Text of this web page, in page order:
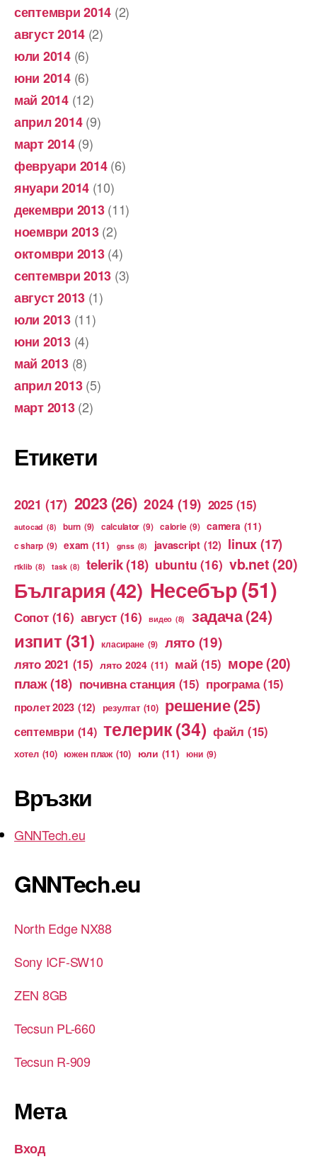
септември 2014 (2)
август 2014 (2)
юли 2014(6)
юни 2014(6)
май 2014(12)
април 2014(9)
март 2014(9)
февруари 2014(6)
януари 2014 (10)
декември 2013(11)
ноември 2013(2)
октомври 2013(4)
септември 2013 (3)
август 2013 (1)
юли 2013(11)
юни 2013(4)
май 2013(8)
април 2013(5)
март 2013(2)
Етикети
2021 (17) 2023 (26) 2024 (19) 2025 (15)
autocad (8) burn (9) calculator (9) calorie (9) camera (11)
c sharp (9) exam (11) gnss (8) javascript (12) linux(17)
rtklib (8) task (8) telerik(18) ubuntu (16) vb.net(20)
България (42) Несебър(51)
Сопот (16) август (16) видео (8) задача(24)
изпит (31) класиране (9) лято (19)
лято 2021 (15) лято 2024 (11) май (15) море(20)
плаж(18) почивна станция (15) програма (15)
пролет 2023 (12) резултат (10) решение(25)
септември (14) телерик(34) файл (15)
хотел (10) южен плаж (10) юли (11) юни (9)
Връзки
GNNTech.eu
GNNTech.eu
North Edge NX88
Sony ICF-SW10
ZEN 8GB
Tecsun PL-660
Tecsun R-909
Мета
Вход